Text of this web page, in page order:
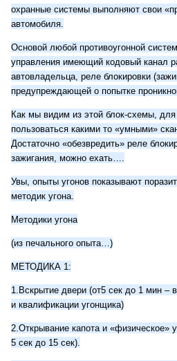
охранные системы выполняют свои
автомобиля.
Основой любой противоугонной
управления имеющий кодовый канал
автовладельца, реле блокировки
предупреждающей о попытке
Как мы видим из этой блок-схемы, для
пользоваться какими то «умными»
Достаточно «обезвредить» реле
зажигания, можно ехать….
Увы, опыты угонов показывают
методик угона.
Методики угона
(из печального опыта…)
МЕТОДИКА 1:
1.Вскрытие двери (от5 сек до 1 мин –
и квалификации угонщика)
2.Открывание капота и «физическое»
5 сек до 15 сек).